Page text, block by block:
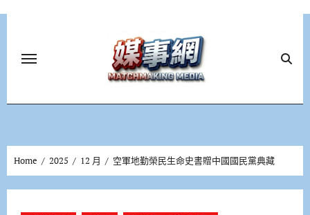
Home 2025 12 月 空軍地勤榮民生命史書贈中國國民黨典藏